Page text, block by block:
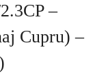
–
Cupru) –